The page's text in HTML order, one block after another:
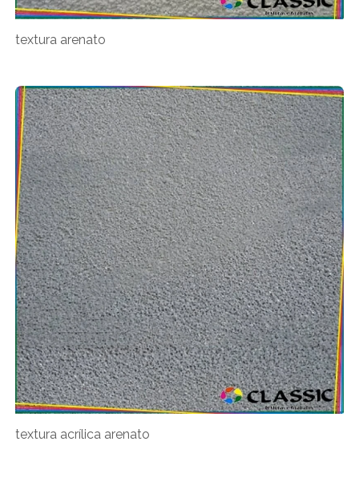
textura arenato
textura acrílica arenato